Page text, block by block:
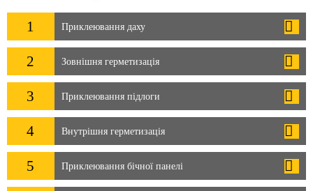
1 Приклеювання даху
2 Зовнішня герметизація
3 Приклеювання підлоги
4 Внутрішня герметизація
5 Приклеювання бічної панелі